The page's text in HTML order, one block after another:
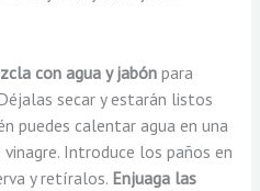
con agua y jabónpara
secar y estarán listos
puedes calentar agua en una
Introduce los paños en
y retíralos. Enjuaga las